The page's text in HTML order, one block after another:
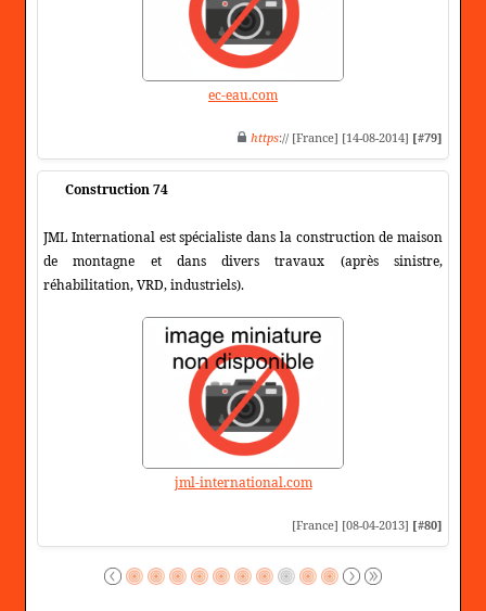
ec-eau.com
https:// [France] [14-08-2014] [#79]
Construction 74
JML International est spécialiste dans la construction de maison
de montagne et dans divers travaux (après sinistre,
réhabilitation, VRD, industriels).
jml-international.com
[France] [08-04-2013] [#80]